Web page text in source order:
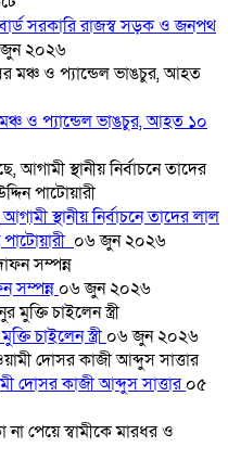
সরকারি রাজস্ব সড়ক ও জনপথ
২০২৬
ও প্যান্ডেল ভাঙচুর, আহত ১০
স্থানীয় নির্বাচনে তাদের লাল
০৬ জুন ২০২৬
সম্পন্ন ০৬ জুন ২০২৬
চাইলেন স্ত্রী০৬ জুন ২০২৬
দোসর কাজী আব্দুস সাত্তার০৫